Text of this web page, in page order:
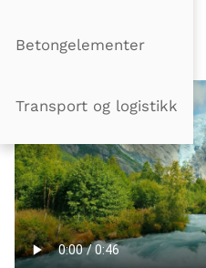
Betongelementer
Transport og logistikk
Publisert: 25.10.2024